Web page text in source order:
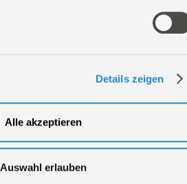
Details zeigen
Alle akzeptieren
Auswahl erlauben